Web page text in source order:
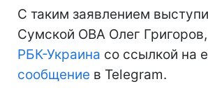
С таким заявлением
Сумской ОВА Олег
РБК-Украина со ссылкой на
сообщение в Telegram.